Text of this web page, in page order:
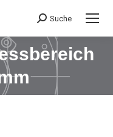
Search:
Suche